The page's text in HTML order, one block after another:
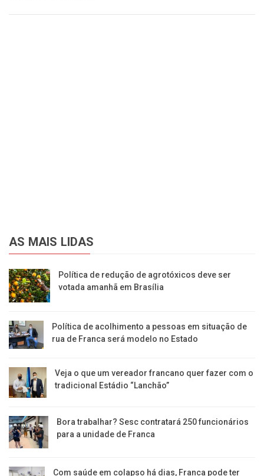
AS MAIS LIDAS
Política de redução de agrotóxicos deve ser
votada amanhã em Brasília
Política de acolhimento a pessoas em situação de
rua de Franca será modelo no Estado
Veja o que um vereador francano quer fazer com o
tradicional Estádio “Lanchão”
Bora trabalhar? Sesc contratará 250 funcionários
para a unidade de Franca
Com saúde em colapso há dias, Franca pode ter